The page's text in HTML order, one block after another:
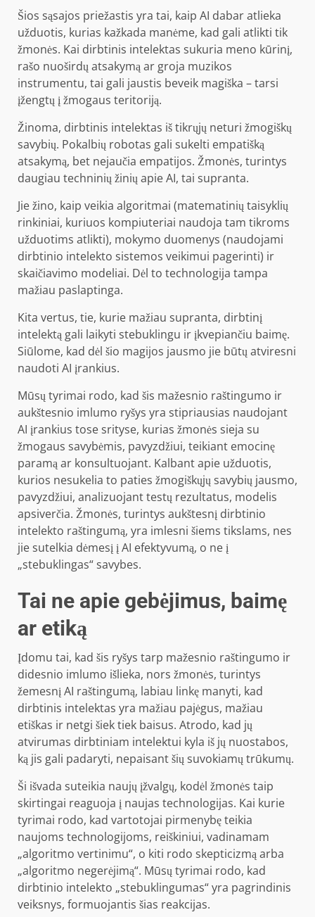
Šios sąsajos priežastis yra tai, kaip AI dabar atlieka
užduotis, kurias kažkada manėme, kad gali atlikti tik
žmonės. Kai dirbtinis intelektas sukuria meno kūrinį,
rašo nuoširdų atsakymą ar groja muzikos
instrumentu, tai gali jaustis beveik magiška – tarsi
įžengtų į žmogaus teritoriją.
Žinoma, dirbtinis intelektas iš tikrųjų neturi žmogiškų
savybių. Pokalbių robotas gali sukelti empatišką
atsakymą, bet nejaučia empatijos. Žmonės, turintys
daugiau techninių žinių apie AI, tai supranta.
Jie žino, kaip veikia algoritmai (matematinių taisyklių
rinkiniai, kuriuos kompiuteriai naudoja tam tikroms
užduotims atlikti), mokymo duomenys (naudojami
dirbtinio intelekto sistemos veikimui pagerinti) ir
skaičiavimo modeliai. Dėl to technologija tampa
mažiau paslaptinga.
Kita vertus, tie, kurie mažiau supranta, dirbtinį
intelektą gali laikyti stebuklingu ir įkvepiančiu baimę.
Siūlome, kad dėl šio magijos jausmo jie būtų atviresni
naudoti AI įrankius.
Mūsų tyrimai rodo, kad šis mažesnio raštingumo ir
aukštesnio imlumo ryšys yra stipriausias naudojant
AI įrankius tose srityse, kurias žmonės sieja su
žmogaus savybėmis, pavyzdžiui, teikiant emocinę
paramą ar konsultuojant. Kalbant apie užduotis,
kurios nesukelia to paties žmogiškųjų savybių jausmo,
pavyzdžiui, analizuojant testų rezultatus, modelis
apsiverčia. Žmonės, turintys aukštesnį dirbtinio
intelekto raštingumą, yra imlesni šiems tikslams, nes
jie sutelkia dėmesį į AI efektyvumą, o ne į
„stebuklingas“ savybes.
Tai ne apie gebėjimus, baimę
ar etiką
Įdomu tai, kad šis ryšys tarp mažesnio raštingumo ir
didesnio imlumo išlieka, nors žmonės, turintys
žemesnį AI raštingumą, labiau linkę manyti, kad
dirbtinis intelektas yra mažiau pajėgus, mažiau
etiškas ir netgi šiek tiek baisus. Atrodo, kad jų
atvirumas dirbtiniam intelektui kyla iš jų nuostabos,
ką jis gali padaryti, nepaisant šių suvokiamų trūkumų.
Ši išvada suteikia naujų įžvalgų, kodėl žmonės taip
skirtingai reaguoja į naujas technologijas. Kai kurie
tyrimai rodo, kad vartotojai pirmenybę teikia
naujoms technologijoms, reiškiniui, vadinamam
„algoritmo vertinimu“, o kiti rodo skepticizmą arba
„algoritmo negerėjimą“. Mūsų tyrimai rodo, kad
dirbtinio intelekto „stebuklingumas“ yra pagrindinis
veiksnys, formuojantis šias reakcijas.